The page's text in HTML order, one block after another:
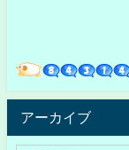
アーカイブ